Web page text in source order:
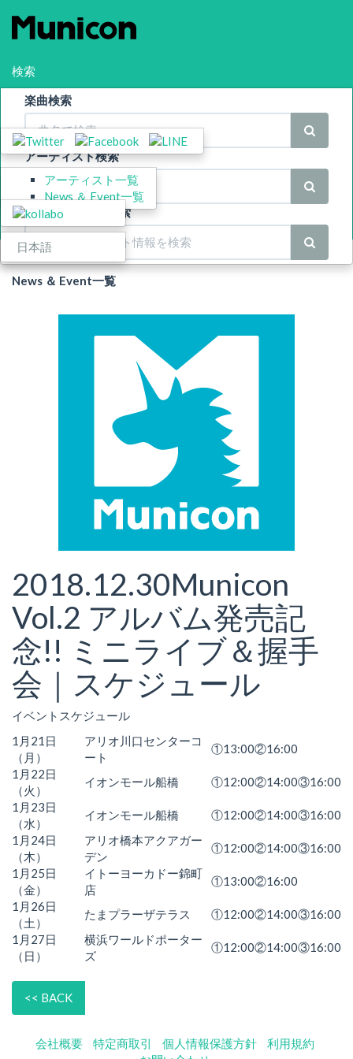
検索
楽曲検索
アーティスト検索
News ＆ Event 検索
シェア
Menu
アーティスト一覧
News ＆ Event一覧
スポンサー
Language
日本語
News ＆ Event一覧
2018.12.30Municon
Vol.2 アルバム発売記
念!! ミニライブ＆握手
会｜スケジュール
イベントスケジュール
1月21日
（月）
アリオ川口センターコ
ート
①13:00②16:00
1月22日
（火）
イオンモール船橋
①12:00②14:00③16:00
1月23日
（水）
イオンモール船橋
①12:00②14:00③16:00
1月24日
（木）
アリオ橋本アクアガー
デン
①12:00②14:00③16:00
1月25日
（金）
イトーヨーカドー錦町
店
①13:00②16:00
1月26日
（土）
たまプラーザテラス
①12:00②14:00③16:00
1月27日
（日）
横浜ワールドポーター
ズ
①12:00②14:00③16:00
<< BACK
会社概要 特定商取引 個人情報保護方針
利用規約